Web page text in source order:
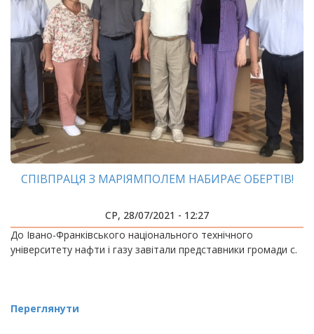
СПІВПРАЦЯ З МАРІЯМПОЛЕМ НАБИРАЄ ОБЕРТІВ!
СР, 28/07/2021 - 12:27
До Івано-Франківського національного технічного
університету нафти і газу завітали представники громади с.
Переглянути